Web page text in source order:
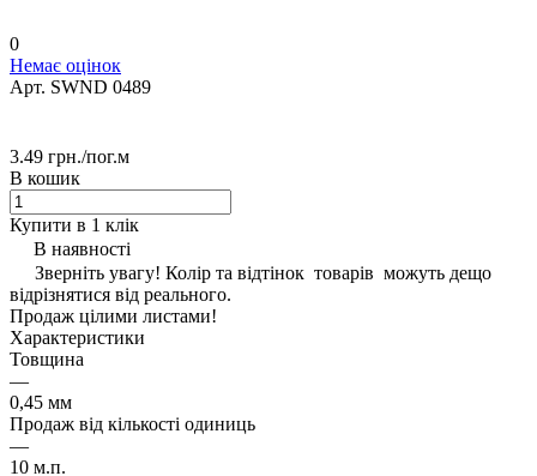
0
Немає оцінок
Арт. SWND 0489
3.49 грн./пог.м
В кошик
Купити в 1 клік
В наявності
Зверніть увагу! Колір та відтінок товарів можуть дещо
відрізнятися від реального.
Продаж цілими листами!
Характеристики
Товщина
—
0,45 мм
Продаж від кількості одиниць
—
10 м.п.